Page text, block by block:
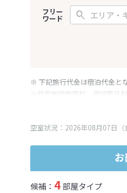
フリー
ワード
※ 下記旅行代金は宿泊代金とな
※幼児施設使用料、貸切風呂
空室状況：2026年08月07日（
候補： 4部屋タイプ